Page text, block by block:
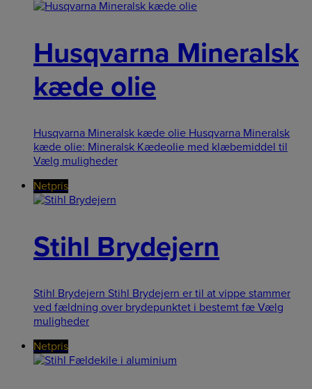
Husqvarna Mineralsk
kæde olie
Husqvarna Mineralsk kæde olie Husqvarna Mineralsk
kæde olie: Mineralsk Kædeolie med klæbemiddel til
Vælg muligheder
Netpris
Stihl Brydejern
Stihl Brydejern Stihl Brydejern er til at vippe stammer
ved fældning over brydepunktet i bestemt fæ Vælg
muligheder
Netpris